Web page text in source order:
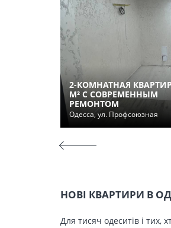
2-КОМНАТНАЯ
М² С СОВРЕМЕННЫМ
РЕМОНТОМ
Одесса, ул. Профсоюзная
НОВІ КВАРТИРИ В
Для тисяч одеситів і тих,